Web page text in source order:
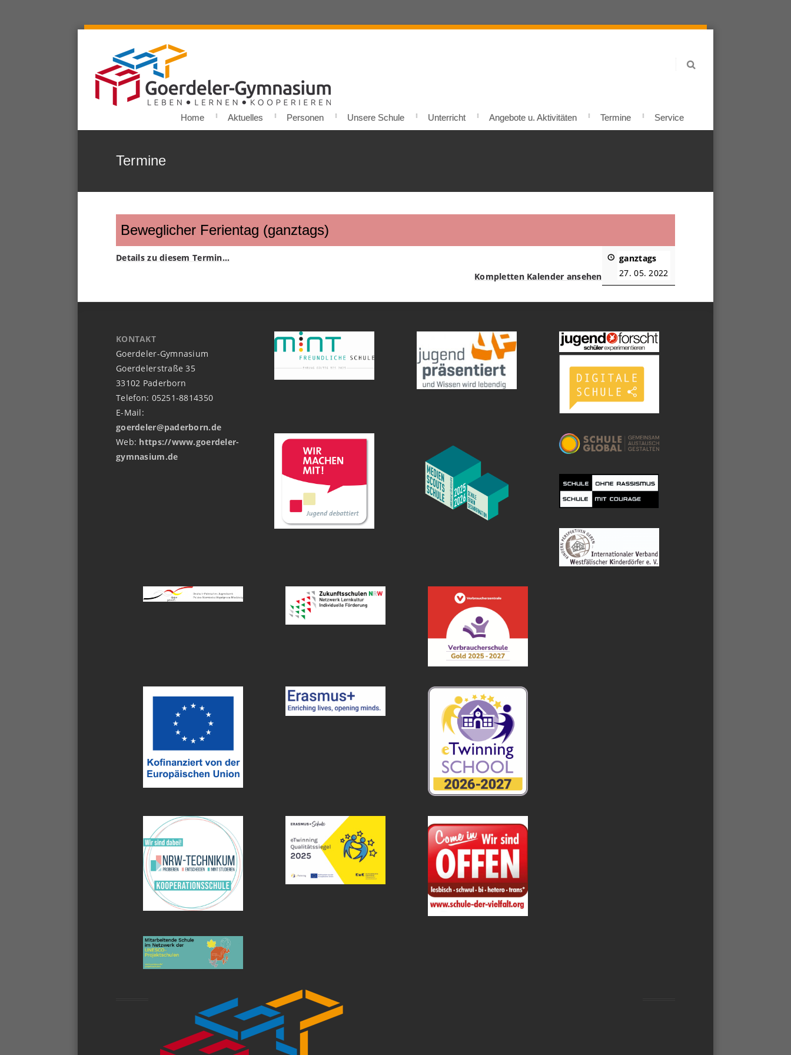
Home Aktuelles Personen Unsere Schule Unterricht Angebote u. Aktivitäten Termine Service
Termine
Beweglicher Ferientag (ganztags)
ganztags
27. 05. 2022
Details zu diesem Termin…
Kompletten Kalender ansehen
KONTAKT
Goerdeler-Gymnasium
Goerdelerstraße 35
33102 Paderborn
Telefon: 05251-8814350
E-Mail:
goerdeler@paderborn.de
Web: https://www.goerdeler-
gymnasium.de